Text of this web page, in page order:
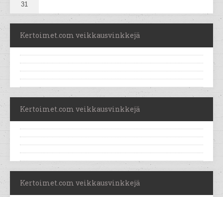
31
Kertoimet.com veikkausvinkkejä
Kertoimet.com veikkausvinkkejä
Kertoimet.com veikkausvinkkejä